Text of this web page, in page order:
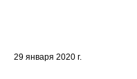
29 января 2020 г.